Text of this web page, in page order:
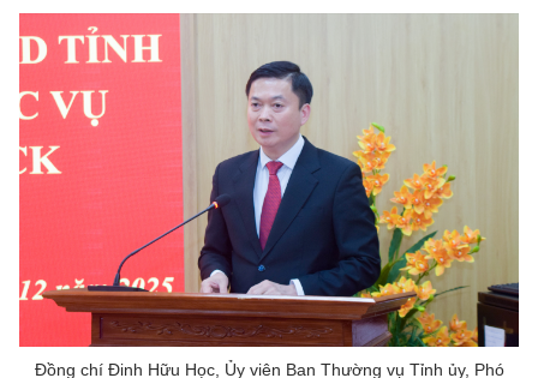
Đồng chí Đinh Hữu Học, Ủy viên Ban Thường vụ Tỉnh ủy, Phó